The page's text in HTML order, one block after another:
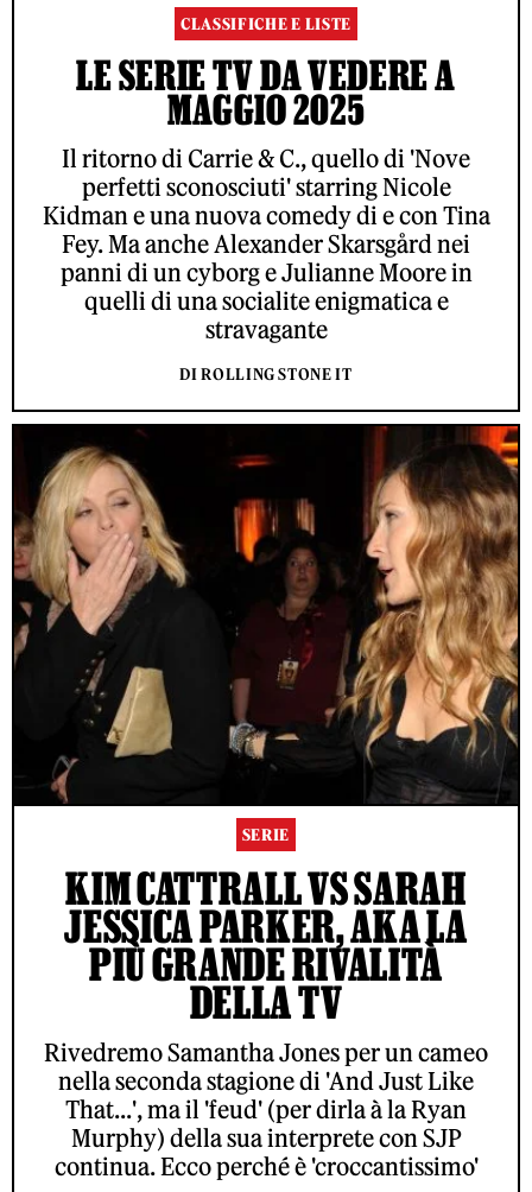
CLASSIFICHE E LISTE
LE SERIE TV DA VEDERE A
MAGGIO 2025
Il ritorno di Carrie & C., quello di 'Nove
perfetti sconosciuti' starring Nicole
Kidman e una nuova comedy di e con Tina
Fey. Ma anche Alexander Skarsgård nei
panni di un cyborg e Julianne Moore in
quelli di una socialite enigmatica e
stravagante
DI ROLLING STONE IT
SERIE
KIM CATTRALL VS SARAH
JESSICA PARKER, AKA LA
PIÙ GRANDE RIVALITÀ
DELLA TV
Rivedremo Samantha Jones per un cameo
nella seconda stagione di 'And Just Like
That...', ma il 'feud' (per dirla à la Ryan
Murphy) della sua interprete con SJP
continua. Ecco perché è 'croccantissimo'